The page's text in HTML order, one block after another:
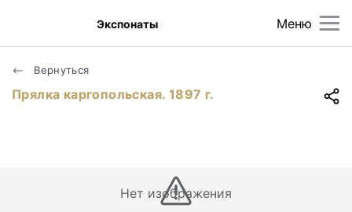
Меню
Экспонаты
Вернуться
Прялка каргопольская. 1897 г.
Нет изображения